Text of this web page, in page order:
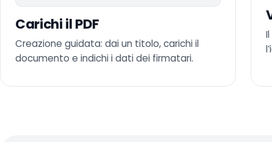
Carichi il PDF
Creazione guidata: dai un titolo, carichi il
documento e indichi i dati dei firmatari.